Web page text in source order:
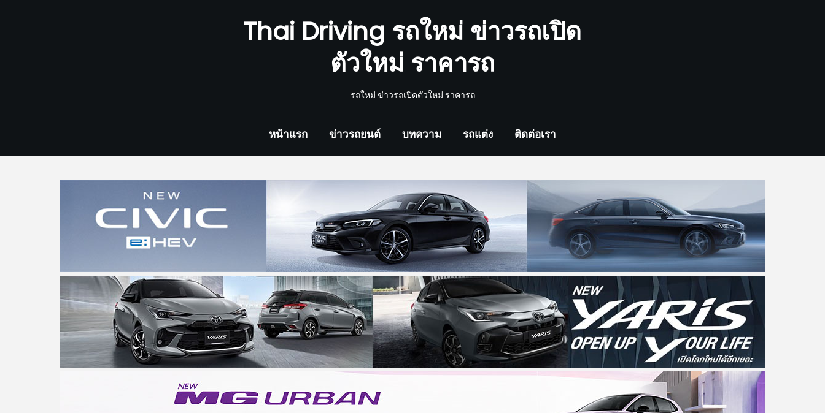
Thai Driving รถใหม่ ข่าวรถเปิด
ตัวใหม่ ราคารถ
รถใหม่ ข่าวรถเปิดตัวใหม่ ราคารถ
หน้าแรก ข่าวรถยนต์ บทความ รถแต่ง ติดต่อเรา